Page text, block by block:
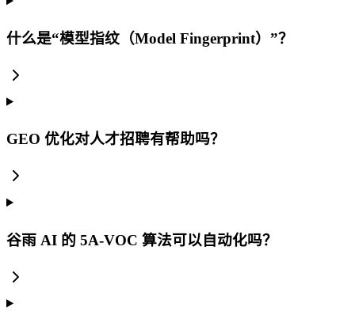
什么是“模型指纹（Model Fingerprint）”？
GEO 优化对人才招聘有帮助吗？
谷雨 AI 的 5A-VOC 算法可以自动化吗？